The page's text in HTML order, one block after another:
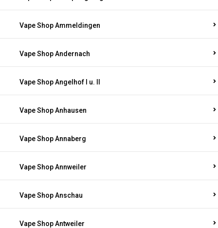
Vape Shop Ammeldingen
Vape Shop Andernach
Vape Shop Angelhof I u. II
Vape Shop Anhausen
Vape Shop Annaberg
Vape Shop Annweiler
Vape Shop Anschau
Vape Shop Antweiler